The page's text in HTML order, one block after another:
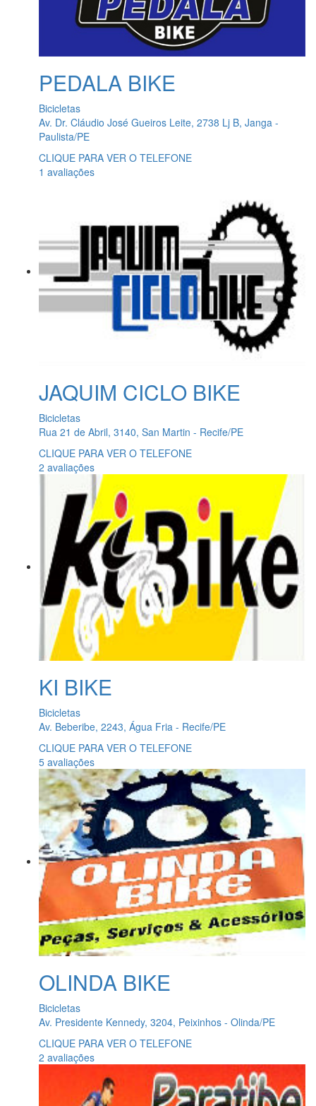
PEDALA BIKE
Bicicletas
Av. Dr. Cláudio José Gueiros Leite, 2738 Lj B, Janga -
Paulista/PE
CLIQUE PARA VER O TELEFONE
1 avaliações
JAQUIM CICLO BIKE
Bicicletas
Rua 21 de Abril, 3140, San Martin - Recife/PE
CLIQUE PARA VER O TELEFONE
2 avaliações
KI BIKE
Bicicletas
Av. Beberibe, 2243, Água Fria - Recife/PE
CLIQUE PARA VER O TELEFONE
5 avaliações
OLINDA BIKE
Bicicletas
Av. Presidente Kennedy, 3204, Peixinhos - Olinda/PE
CLIQUE PARA VER O TELEFONE
2 avaliações